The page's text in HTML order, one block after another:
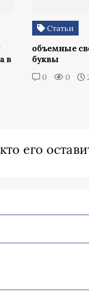
в
Статьи
объемные
буквы
0 0
его